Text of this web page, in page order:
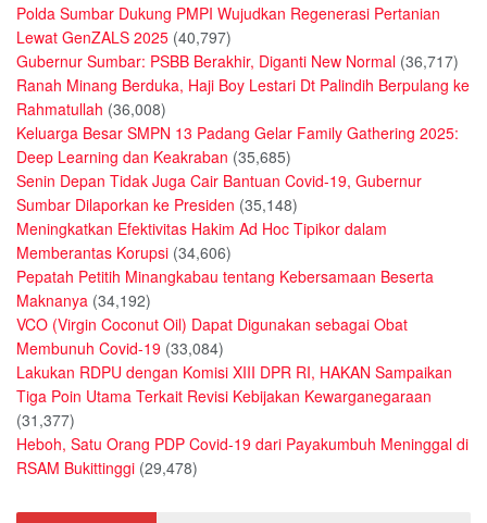
Polda Sumbar Dukung PMPI Wujudkan Regenerasi Pertanian
Lewat GenZALS 2025 (40,797)
Gubernur Sumbar: PSBB Berakhir, Diganti New Normal (36,717)
Ranah Minang Berduka, Haji Boy Lestari Dt Palindih Berpulang ke
Rahmatullah (36,008)
Keluarga Besar SMPN 13 Padang Gelar Family Gathering 2025:
Deep Learning dan Keakraban (35,685)
Senin Depan Tidak Juga Cair Bantuan Covid-19, Gubernur
Sumbar Dilaporkan ke Presiden (35,148)
Meningkatkan Efektivitas Hakim Ad Hoc Tipikor dalam
Memberantas Korupsi (34,606)
Pepatah Petitih Minangkabau tentang Kebersamaan Beserta
Maknanya (34,192)
VCO (Virgin Coconut Oil) Dapat Digunakan sebagai Obat
Membunuh Covid-19 (33,084)
Lakukan RDPU dengan Komisi XIII DPR RI, HAKAN Sampaikan
Tiga Poin Utama Terkait Revisi Kebijakan Kewarganegaraan
(31,377)
Heboh, Satu Orang PDP Covid-19 dari Payakumbuh Meninggal di
RSAM Bukittinggi (29,478)